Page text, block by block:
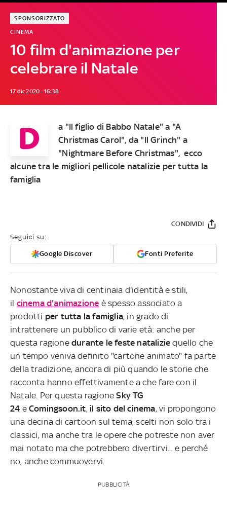
10 film d'animazione per
celebrare il Natale
CINEMA
SPONSORIZZATO
17 dic 2020 - 16:38
D
a "Il figlio di Babbo Natale" a "A
Christmas Carol", da "Il Grinch" a
"Nightmare Before Christmas", ecco
alcune tra le migliori pellicole natalizie per tutta la
famiglia
Seguici su:
Google Discover Fonti Preferite
CONDIVIDI
Nonostante viva di centinaia d'identità e stili,
il cinema d'animazione è spesso associato a
prodotti per tutta la famiglia, in grado di
intrattenere un pubblico di varie età: anche per
questa ragione durante le feste natalizie quello che
un tempo veniva definito "cartone animato" fa parte
della tradizione, ancora di più quando le storie che
racconta hanno effettivamente a che fare con il
Natale. Per questa ragioneSky TG
24 eComingsoon.it, il sito del cinema, vi propongono
una decina di cartoon sul tema, scelti non solo tra i
classici, ma anche tra le opere che potreste non aver
mai notato ma che potrebbero divertirvi... e perché
no, anche commuovervi.
PUBBLICITÀ